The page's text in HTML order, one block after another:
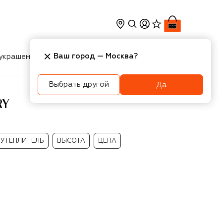
Косметика Интерьер
УТЕПЛИТЕЛЬ ВЫСОТА ЦЕНА
Ваш город — Москва?
Выбрать другой Да